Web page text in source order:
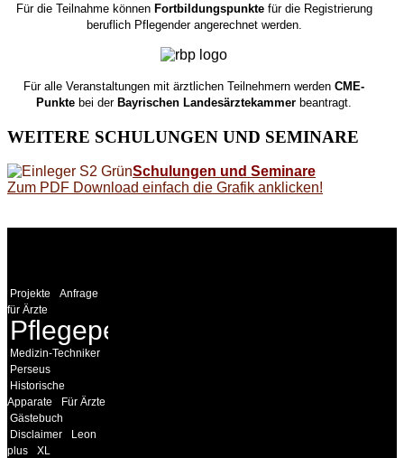
Für die Teilnahme könnenFortbildungspunktefür die Registrierung
beruflich Pflegender angerechnet werden.
Für alle Veranstaltungen mit ärztlichen Teilnehmern werdenCME-
Punkte bei derBayrischen Landesärztekammer beantragt.
WEITERE SCHULUNGEN UND SEMINARE
Schulungen und Seminare
Zum PDF Download einfach die Grafik anklicken!
Projekte
Anfrage
für Ärzte
Pflegepersonal
Medizin-Techniker
Perseus
Historische
Apparate
Für Ärzte
Gästebuch
Disclaimer
Leon
plus
XL